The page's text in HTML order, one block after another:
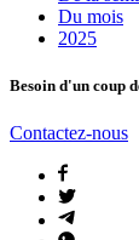
Du mois
2025
Besoin d'un coup
Contactez-nous